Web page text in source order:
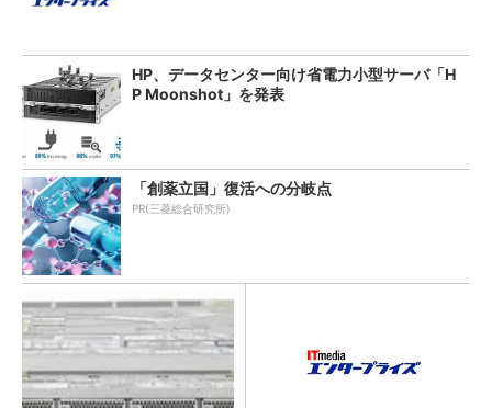
HP、データセンター向け省電力小型サーバ「H
P Moonshot」を発表
「創薬立国」復活への分岐点
PR(三菱総合研究所)